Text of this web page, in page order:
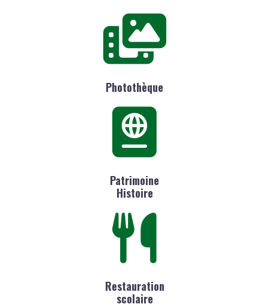
Photothèque
Patrimoine
Histoire
Restauration
scolaire